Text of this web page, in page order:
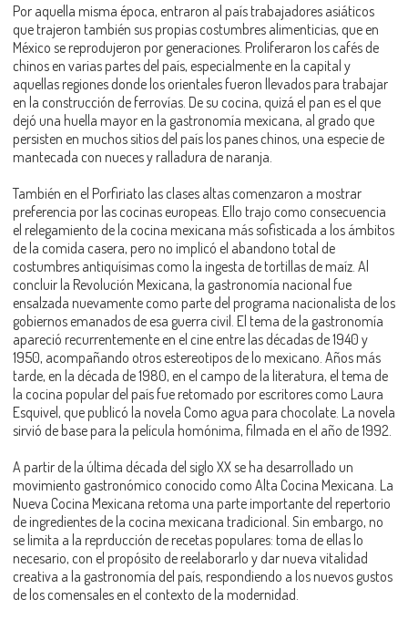
Por aquella misma época, entraron al país trabajadores asiáticos
que trajeron también sus propias costumbres alimenticias, que en
México se reprodujeron por generaciones. Proliferaron los cafés de
chinos en varias partes del país, especialmente en la capital y
aquellas regiones donde los orientales fueron llevados para trabajar
en la construcción de ferrovías. De su cocina, quizá el pan es el que
dejó una huella mayor en la gastronomía mexicana, al grado que
persisten en muchos sitios del país los panes chinos, una especie de
mantecada con nueces y ralladura de naranja.
También en el Porfiriato las clases altas comenzaron a mostrar
preferencia por las cocinas europeas. Ello trajo como consecuencia
el relegamiento de la cocina mexicana más sofisticada a los ámbitos
de la comida casera, pero no implicó el abandono total de
costumbres antiquísimas como la ingesta de tortillas de maíz. Al
concluir la Revolución Mexicana, la gastronomía nacional fue
ensalzada nuevamente como parte del programa nacionalista de los
gobiernos emanados de esa guerra civil. El tema de la gastronomía
apareció recurrentemente en el cine entre las décadas de 1940 y
1950, acompañando otros estereotipos de lo mexicano. Años más
tarde, en la década de 1980, en el campo de la literatura, el tema de
la cocina popular del país fue retomado por escritores como Laura
Esquivel, que publicó la novela Como agua para chocolate. La novela
sirvió de base para la película homónima, filmada en el año de 1992.
A partir de la última década del siglo XX se ha desarrollado un
movimiento gastronómico conocido como Alta Cocina Mexicana. La
Nueva Cocina Mexicana retoma una parte importante del repertorio
de ingredientes de la cocina mexicana tradicional. Sin embargo, no
se limita a la reprducción de recetas populares: toma de ellas lo
necesario, con el propósito de reelaborarlo y dar nueva vitalidad
creativa a la gastronomía del país, respondiendo a los nuevos gustos
de los comensales en el contexto de la modernidad.